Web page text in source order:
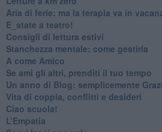
​Aria di ferie: ma la terapia va in
​E_state a teatro!
​Consigli di lettura estivi
​Stanchezza mentale: come gestirla
​A come Amico
​Se ami gli altri, prenditi il tuo tempo
​Un anno di Blog: semplicemente
​Vita di coppia, conflitti e desideri
​Ciao scuola!
​L’Empatia